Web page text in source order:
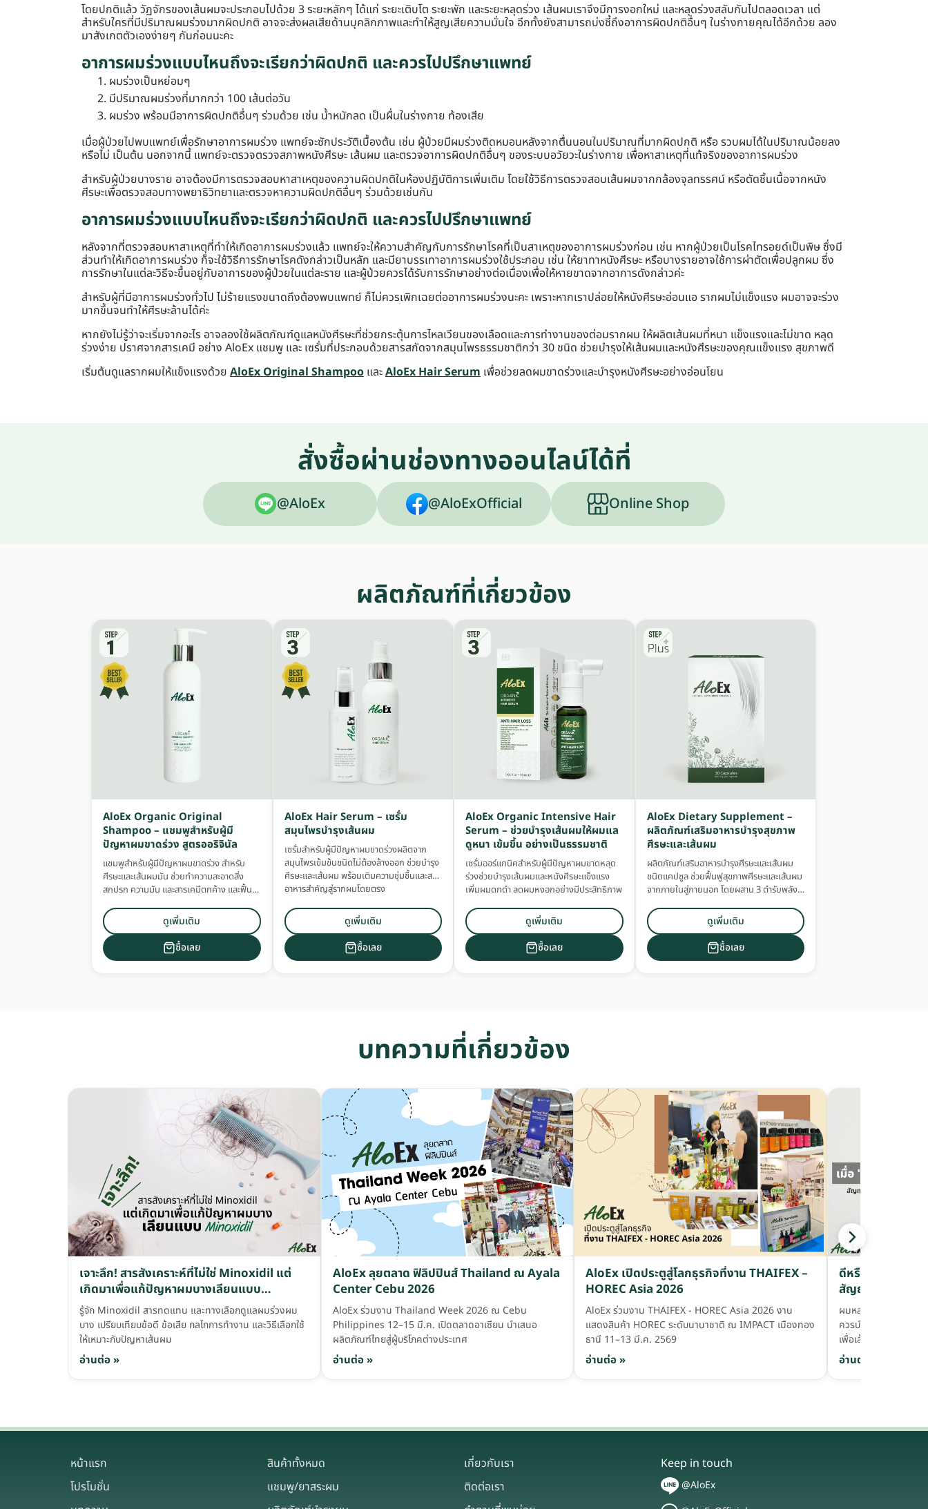
โดยปกติแล้ว วัฏจักรของเส้นผมจะประกอบไปด้วย 3 ระยะหลักๆ ได้แก่ ระยะเติบโต ระยะพัก และระยะหลุดร่วง เส้นผมเราจึงมีการงอกใหม่ และหลุดร่วงสลับกันไปตลอดเวลา แต่
สำหรับใครที่มีปริมาณผมร่วงมากผิดปกติ อาจจะส่งผลเสียด้านบุคลิกภาพและทำให้สูญเสียความมั่นใจ อีกทั้งยังสามารถบ่งชี้ถึงอาการผิดปกติอื่นๆ ในร่างกายคุณได้อีกด้วย ลอง
มาสังเกตตัวเองง่ายๆ กันก่อนนะคะ
อาการผมร่วงแบบไหนถึงจะเรียกว่าผิดปกติ และควรไปปรึกษาแพทย์
ผมร่วงเป็นหย่อมๆ
มีปริมาณผมร่วงที่มากกว่า 100 เส้นต่อวัน
ผมร่วง พร้อมมีอาการผิดปกติอื่นๆ ร่วมด้วย เช่น น้ำหนักลด เป็นผื่นในร่างกาย ท้องเสีย
เมื่อผู้ป่วยไปพบแพทย์เพื่อรักษาอาการผมร่วง แพทย์จะซักประวัติเบื้องต้น เช่น ผู้ป่วยมีผมร่วงติดหมอนหลังจากตื่นนอนในปริมาณที่มากผิดปกติ หรือ รวบผมได้ในปริมาณน้อยลง
หรือไม่ เป็นต้น นอกจากนี้ แพทย์จะตรวจตรวจสภาพหนังศีรษะ เส้นผม และตรวจอาการผิดปกติอื่นๆ ของระบบอวัยวะในร่างกาย เพื่อหาสาเหตุที่แท้จริงของอาการผมร่วง
สำหรับผู้ป่วยบางราย อาจต้องมีการตรวจสอบหาสาเหตุของความผิดปกติในห้องปฏิบัติการเพิ่มเติม โดยใช้วิธีการตรวจสอบเส้นผมจากกล้องจุลทรรศน์ หรือตัดชิ้นเนื้อจากหนัง
ศีรษะเพื่อตรวจสอบทางพยาธิวิทยาและตรวจหาความผิดปกติอื่นๆ ร่วมด้วยเช่นกัน
อาการผมร่วงแบบไหนถึงจะเรียกว่าผิดปกติ และควรไปปรึกษาแพทย์
หลังจากที่ตรวจสอบหาสาเหตุที่ทำให้เกิดอาการผมร่วงแล้ว แพทย์จะให้ความสำคัญกับการรักษาโรคที่เป็นสาเหตุของอาการผมร่วงก่อน เช่น หากผู้ป่วยเป็นโรคไทรอยด์เป็นพิษ ซึ่งมี
ส่วนทำให้เกิดอาการผมร่วง ก็จะใช้วิธีการรักษาโรคดังกล่าวเป็นหลัก และมียาบรรเทาอาการผมร่วงใช้ประกอบ เช่น ให้ยาทาหนังศีรษะ หรือบางรายอาจใช้การผ่าตัดเพื่อปลูกผม ซึ่ง
การรักษาในแต่ละวิธีจะขึ้นอยู่กับอาการของผู้ป่วยในแต่ละราย และผู้ป่วยควรได้รับการรักษาอย่างต่อเนื่องเพื่อให้หายขาดจากอาการดังกล่าวค่ะ
สำหรับผู้ที่มีอาการผมร่วงทั่วไป ไม่ร้ายแรงขนาดถึงต้องพบแพทย์ ก็ไม่ควรเพิกเฉยต่ออาการผมร่วงนะคะ เพราะหากเราปล่อยให้หนังศีรษะอ่อนแอ รากผมไม่แข็งแรง ผมอาจจะร่วง
มากขึ้นจนทำให้ศีรษะล้านได้ค่ะ
หากยังไม่รู้ว่าจะเริ่มจากอะไร อาจลองใช้ผลิตภัณฑ์ดูแลหนังศีรษะที่ช่วยกระตุ้นการไหลเวียนของเลือดและการทำงานของต่อมรากผม ให้ผลิตเส้นผมที่หนา แข็งแรงและไม่ขาด หลุด
ร่วงง่าย ปราศจากสารเคมี อย่าง AloEx แชมพู และ เซรั่มที่ประกอบด้วยสารสกัดจากสมุนไพรธรรมชาติกว่า 30 ชนิด ช่วยบำรุงให้เส้นผมและหนังศีรษะของคุณแข็งแรง สุขภาพดี
เริ่มต้นดูแลรากผมให้แข็งแรงด้วย AloEx Original Shampoo และAloEx Hair Serum เพื่อช่วยลดผมขาดร่วงและบำรุงหนังศีรษะอย่างอ่อนโยน
สั่งซื้อผ่านช่องทางออนไลน์ได้ที่
@AloEx @AloExOfficial Online Shop
ผลิตภัณฑ์ที่เกี่ยวข้อง
AloEx Organic Original
Shampoo – แชมพูสำหรับผู้มี
ปัญหาผมขาดร่วง สูตรออริจินัล
แชมพูสำหรับผู้มีปัญหาผมขาดร่วง สำหรับ
ศีรษะและเส้นผมมัน ช่วยทำความสะอาดสิ่ง
สกปรก ความมัน และสารเคมีตกค้าง และฟื้น
สมุนไพรเข้มข้น
ดูเพิ่มเติม
ซื้อเลย
AloEx Hair Serum – เซรั่ม
สมุนไพรบำรุงเส้นผม
เซรั่มสำหรับผู้มีปัญหาผมขาดร่วงผลิตจาก
สมุนไพรเข้มข้นชนิดไม่ต้องล้างออก ช่วยบำรุง
ศีรษะและเส้นผม พร้อมเติมความชุ่มชื้นและสาร
อาหารสำคัญสู่รากผมโดยตรง
ดูเพิ่มเติม
ซื้อเลย
AloEx Organic Intensive Hair
Serum – ช่วยบำรุงเส้นผมให้ผมแล
ดูหนา เข้มขึ้น อย่างเป็นธรรมชาติ
เซรั่มออร์แกนิคสำหรับผู้มีปัญหาผมขาดหลุด
ร่วงช่วยบำรุงเส้นผมและหนังศีรษะแข็งแรง
เพิ่มผมดกดำ ลดผมหงอกอย่างมีประสิทธิภาพ
ดูเพิ่มเติม
ซื้อเลย
AloEx Dietary Supplement –
ผลิตภัณฑ์เสริมอาหารบำรุงสุขภาพ
ศีรษะและเส้นผม
ผลิตภัณฑ์เสริมอาหารบำรุงศีรษะและเส้นผม
ชนิดแคปซูล ช่วยฟื้นฟูสุขภาพศีรษะและเส้นผม
จากภายในสู่ภายนอก โดยผสาน 3 ตำรับพลัง
แผนปัจจุบัน และสารสกัดจากทะเลไว้ใน 1
แคปซูล
ดูเพิ่มเติม
ซื้อเลย
บทความที่เกี่ยวข้อง
เจาะลึก! สารสังเคราะห์ที่ไม่ใช่ Minoxidil แต่
เกิดมาเพื่อแก้ปัญหาผมบางเลียนแบบ
Minoxidil
รู้จัก Minoxidil สารทดแทน และทางเลือกดูแลผมร่วงผม
บาง เปรียบเทียบข้อดี ข้อเสีย กลไกการทำงาน และวิธีเลือกใช้
ให้เหมาะกับปัญหาเส้นผม
อ่านต่อ »
AloEx ลุยตลาด ฟิลิปปินส์ Thailand ณ Ayala
Center Cebu 2026
AloEx ร่วมงาน Thailand Week 2026 ณ Cebu
Philippines 12–15 มี.ค. เปิดตลาดอาเซียน นำเสนอ
ผลิตภัณฑ์ไทยสู่ผู้บริโภคต่างประเทศ
อ่านต่อ »
AloEx เปิดประตูสู่โลกธุรกิจที่งาน THAIFEX –
HOREC Asia 2026
AloEx ร่วมงาน THAIFEX - HOREC Asia 2026 งาน
แสดงสินค้า HOREC ระดับนานาชาติ ณ IMPACT เมืองทอง
ธานี 11–13 มี.ค. 2569
อ่านต่อ »
ดีหรือร้าย? เมื่อ
สัญญาณผมดกหรื
Follicle?
ผมหลายเส้นต่อรูคือ
ควรบำรุง Hair
เพื่อเส้นผมแข็งแรงขึ้น
อ่านต่อ »
หน้าแรก
โปรโมชั่น
สินค้าทั้งหมด
แชมพู/ยาสระผม
เกี่ยวกับเรา
ติดต่อเรา
Keep in touch
@AloEx